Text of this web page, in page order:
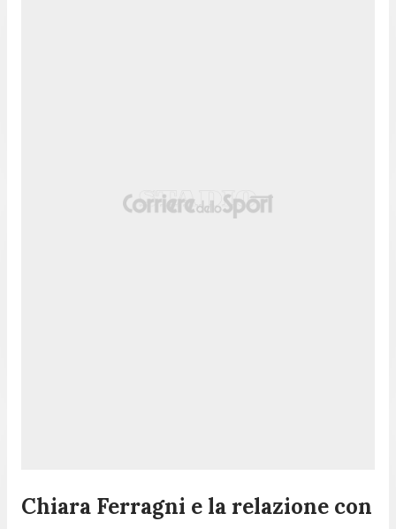
Chiara Ferragni e la relazione con